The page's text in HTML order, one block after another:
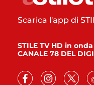
Scarica l'app di
STILE TV HD in
CANALE 78 DEL